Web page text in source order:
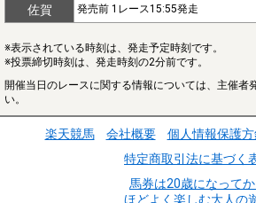
佐賀 発売前 1レース15:55発走
※表示されている時刻は、発走予定時刻です。
※投票締切時刻は、発走時刻の2分前です。
開催当日のレースに関する情報については、主催者
い。
楽天競馬 会社概要 個人情報保護
特定商取引法に基づく
馬券は20歳になってか
ほどよく楽しむ大人の